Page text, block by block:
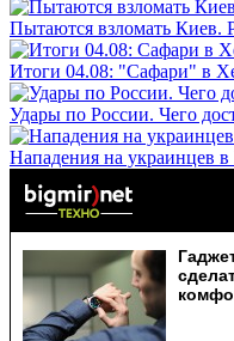
Пытаются взломать Киев.
Итоги 04.08: "Сафари" в
Удары по России. Чего
Нападения на украинцев